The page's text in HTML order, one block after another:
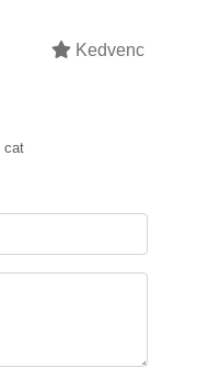
Kedvenc
cat